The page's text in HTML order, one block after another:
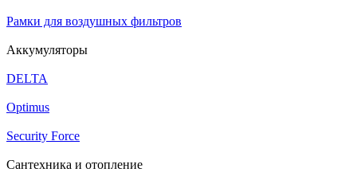
Рамки для воздушных фильтров
Аккумуляторы
DELTA
Optimus
Security Force
Сантехника и отопление